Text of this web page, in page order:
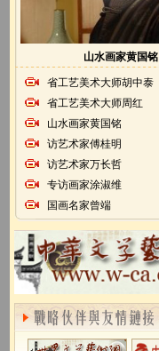
山水画家黄国铭
省工艺美术大师胡中泰
省工艺美术大师周红
山水画家黄国铭
访艺术家傅桂明
访艺术家万长哲
专访画家涂淑维
国画名家曾端